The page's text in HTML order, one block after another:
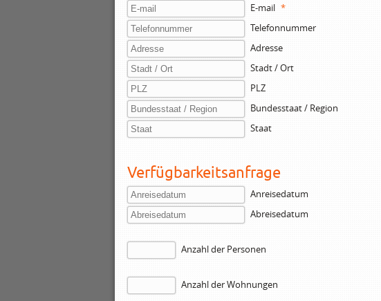
E-mail *
Telefonnummer
Adresse
Stadt / Ort
PLZ
Bundesstaat / Region
Staat
Verfügbarkeitsanfrage
Anreisedatum
Abreisedatum
Anzahl der Personen
Anzahl der Wohnungen